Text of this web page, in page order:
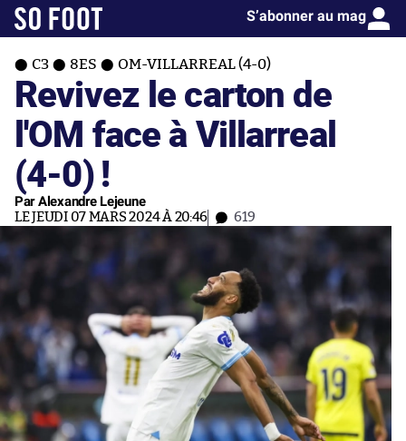
S’abonner au mag
C3 8ES OM-VILLARREAL (4-0)
Revivez le carton de
l'OM face à Villarreal
(4-0) !
Par Alexandre Lejeune
LE JEUDI 07 MARS 2024 À 20:46 619